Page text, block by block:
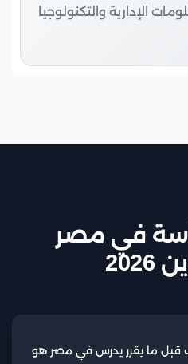
الإدارية والتكنولوجيا
في مصر
قبل ما يقرر يدرس في مصر هو